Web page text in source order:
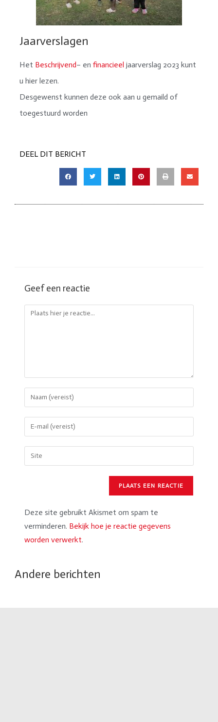
Jaarverslagen
Het Beschrijvend– en financieel jaarverslag 2023 kunt
u hier lezen.
Desgewenst kunnen deze ook aan u gemaild of
toegestuurd worden
DEEL DIT BERICHT
Geef een reactie
Deze site gebruikt Akismet om spam te
verminderen. Bekijk hoe je reactie gegevens
worden verwerkt.
Andere berichten